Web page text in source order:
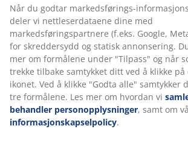
kjøpsguide til
valg av riktig
paviljong
riktig
putekasse
runde
hagebord
Les mer
Ferie
Når du godtar markedsførings-
deler vi nettleserdataene dine med
markedsføringspartnere (f.eks. Google,
for skreddersydd og statisk annonsering.
mer om formålene under "Tilpass" og når
trekke tilbake samtykket ditt ved å klikke på
ikonet. Ved å klikke "Godta alle" samtykker
tre formålene. Les mer om hvordan vi
behandler personopplysninger, samt om
informasjonskapselpolicy.